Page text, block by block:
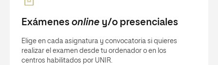
Exámenes online y/o presenciales
Elige en cada asignatura y convocatoria si quieres
realizar el examen desde tu ordenador o en los
centros habilitados por UNIR.